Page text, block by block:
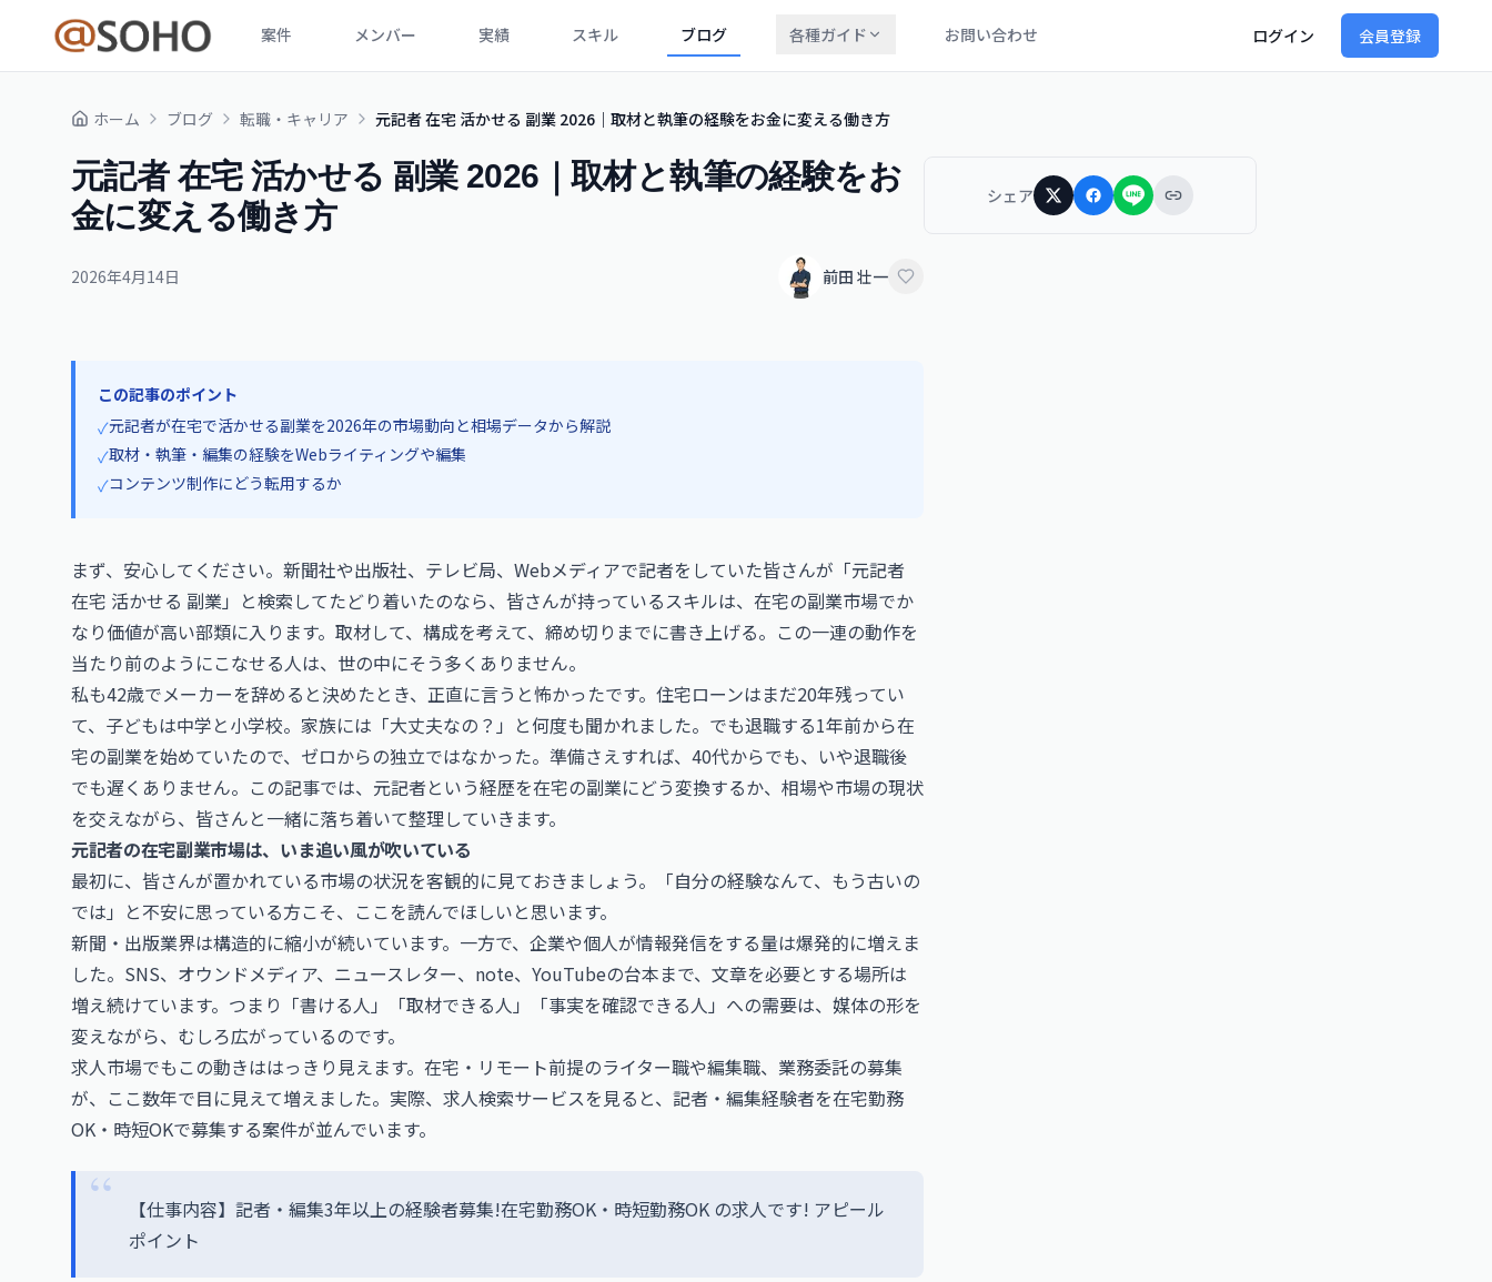
案件 メンバー 実績 スキル ブログ 各種ガイド お問い合わせ ログイン 会員登録
ホーム ブログ 転職・キャリア 元記者 在宅 活かせる 副業 2026｜取材と執筆の経験をお金に変える働き方
元記者 在宅 活かせる 副業 2026｜取材と執筆の経験をお
金に変える働き方
2026年4月14日 前田 壮一
この記事のポイント
✓元記者が在宅で活かせる副業を2026年の市場動向と相場データから解説
✓取材・執筆・編集の経験をWebライティングや編集
✓コンテンツ制作にどう転用するか
まず、安心してください。新聞社や出版社、テレビ局、Webメディアで記者をしていた皆さんが「元記者
在宅 活かせる 副業」と検索してたどり着いたのなら、皆さんが持っているスキルは、在宅の副業市場でか
なり価値が高い部類に入ります。取材して、構成を考えて、締め切りまでに書き上げる。この一連の動作を
当たり前のようにこなせる人は、世の中にそう多くありません。
私も42歳でメーカーを辞めると決めたとき、正直に言うと怖かったです。住宅ローンはまだ20年残ってい
て、子どもは中学と小学校。家族には「大丈夫なの？」と何度も聞かれました。でも退職する1年前から在
宅の副業を始めていたので、ゼロからの独立ではなかった。準備さえすれば、40代からでも、いや退職後
でも遅くありません。この記事では、元記者という経歴を在宅の副業にどう変換するか、相場や市場の現状
を交えながら、皆さんと一緒に落ち着いて整理していきます。
元記者の在宅副業市場は、いま追い風が吹いている
最初に、皆さんが置かれている市場の状況を客観的に見ておきましょう。「自分の経験なんて、もう古いの
では」と不安に思っている方こそ、ここを読んでほしいと思います。
新聞・出版業界は構造的に縮小が続いています。一方で、企業や個人が情報発信をする量は爆発的に増えま
した。SNS、オウンドメディア、ニュースレター、note、YouTubeの台本まで、文章を必要とする場所は
増え続けています。つまり「書ける人」「取材できる人」「事実を確認できる人」への需要は、媒体の形を
変えながら、むしろ広がっているのです。
求人市場でもこの動きははっきり見えます。在宅・リモート前提のライター職や編集職、業務委託の募集
が、ここ数年で目に見えて増えました。実際、求人検索サービスを見ると、記者・編集経験者を在宅勤務
OK・時短OKで募集する案件が並んでいます。
【仕事内容】記者・編集3年以上の経験者募集!在宅勤務OK・時短勤務OK の求人です! アピール
ポイント
シェア